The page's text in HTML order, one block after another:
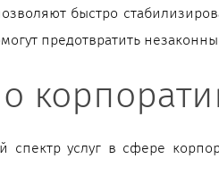
быстро
предотвратить
услуг в сфере